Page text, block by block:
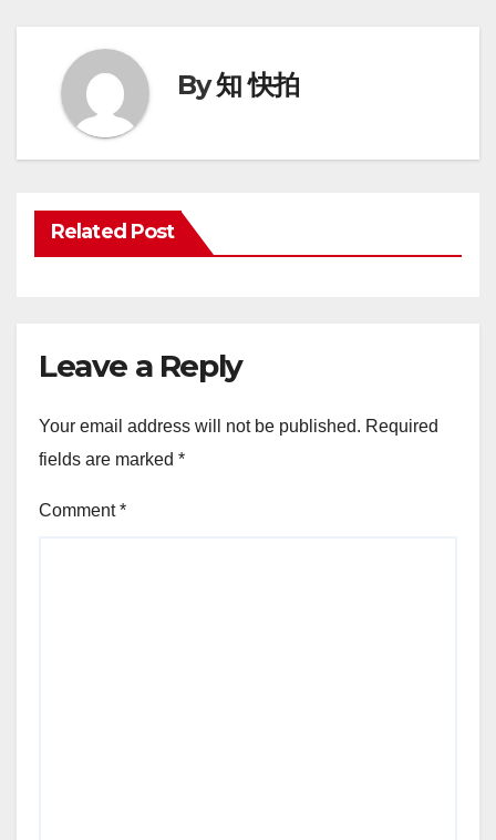
By知 快拍
Related Post
Leave a Reply
Your email address will not be published. Required
fields are marked *
Comment*